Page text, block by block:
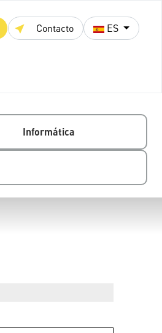
Contacto ES
Informática